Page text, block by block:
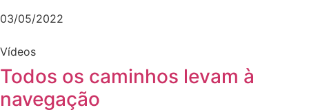
03/05/2022
Vídeos
Todos os caminhos levam à
navegação